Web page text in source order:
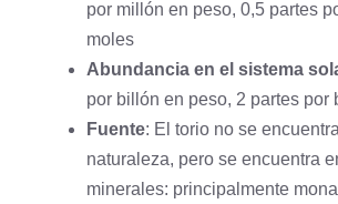
por millón en peso, 0,5 partes
moles
Abundancia en el sistema
por billón en peso, 2 partes por
Fuente: El torio no se
naturaleza, pero se encuentra
minerales: principalmente